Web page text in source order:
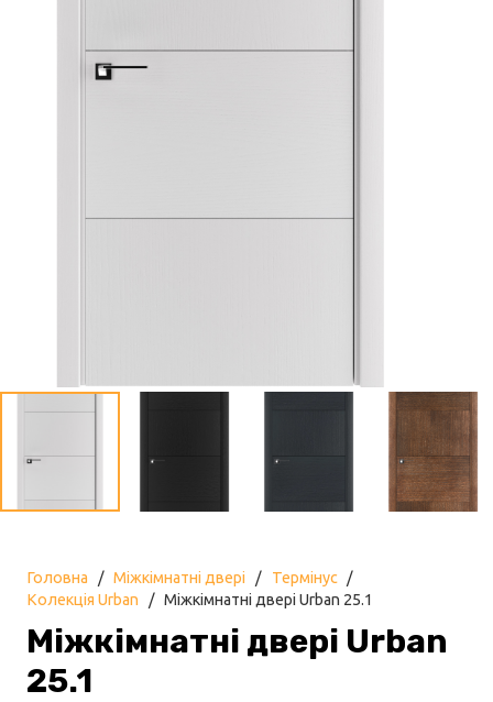
Головна / Міжкімнатні двері / Термінус /
Колекція Urban
/ Міжкімнатні двері Urban 25.1
Міжкімнатні двері Urban
25.1